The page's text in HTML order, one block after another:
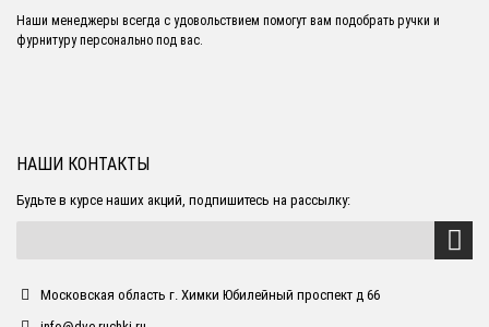
Наши менеджеры всегда с удовольствием помогут вам подобрать ручки и
фурнитуру персонально под вас.
НАШИ КОНТАКТЫ
Будьте в курсе наших акций, подпишитесь на рассылку:
Московская область г. Химки Юбилейный проспект д 66